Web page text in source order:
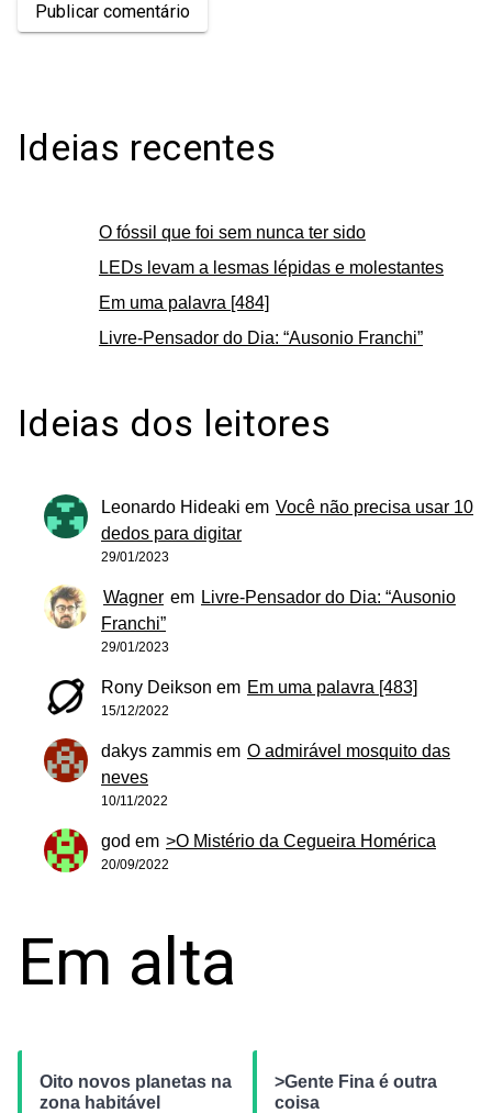
Publicar comentário
Ideias recentes
O fóssil que foi sem nunca ter sido
LEDs levam a lesmas lépidas e molestantes
Em uma palavra [484]
Livre-Pensador do Dia: “Ausonio Franchi”
Ideias dos leitores
Leonardo Hideaki em Você não precisa usar 10
dedos para digitar
29/01/2023
Wagner em Livre-Pensador do Dia: “Ausonio
Franchi”
29/01/2023
Rony Deikson em Em uma palavra [483]
15/12/2022
dakys zammis em O admirável mosquito das
neves
10/11/2022
god em >O Mistério da Cegueira Homérica
20/09/2022
Em alta
Oito novos planetas na
zona habitável
>Gente Fina é outra
coisa